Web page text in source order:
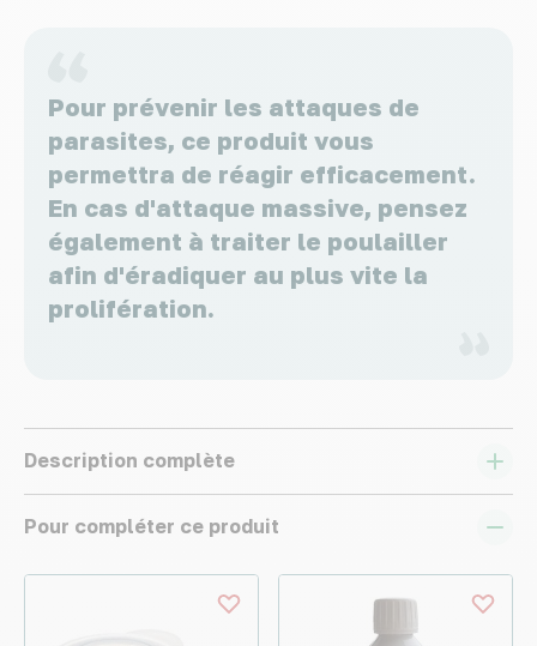
Pour prévenir les attaques de
parasites, ce produit vous
permettra de réagir efficacement.
En cas d'attaque massive, pensez
également à traiter le poulailler
afin d'éradiquer au plus vite la
prolifération.
Description complète
Pour compléter ce produit